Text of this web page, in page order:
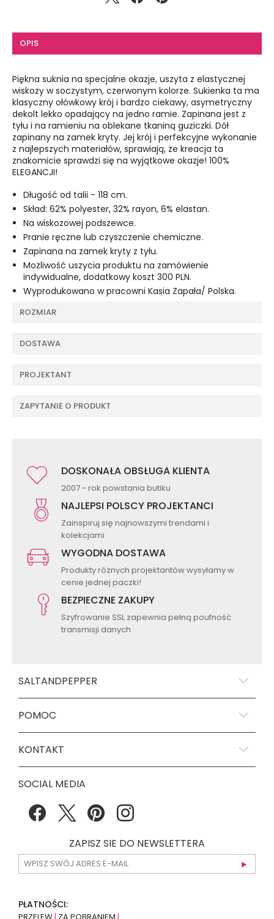
OPIS
Piękna suknia na specjalne okazje, uszyta z elastycznej
wiskozy w soczystym, czerwonym kolorze. Sukienka ta ma
klasyczny ołówkowy krój i bardzo ciekawy, asymetryczny
dekolt lekko opadający na jedno ramie. Zapinana jest z
tyłu i na ramieniu na oblekane tkaniną guziczki. Dół
zapinany na zamek kryty. Jej krój i perfekcyjne wykonanie
z najlepszych materiałów, sprawiają, że kreacja ta
znakomicie sprawdzi się na wyjątkowe okazje! 100%
ELEGANCJI!
Długość od talii - 118 cm.
Skład: 62% polyester, 32% rayon, 6% elastan.
Na wiskozowej podszewce.
Pranie ręczne lub czyszczenie chemiczne.
Zapinana na zamek kryty z tyłu.
Możliwość uszycia produktu na zamówienie
indywidualne, dodatkowy koszt 300 PLN.
Wyprodukowano w pracowni Kasia Zapała/ Polska.
ROZMIAR
DOSTAWA
PROJEKTANT
ZAPYTANIE O PRODUKT
DOSKONAŁA OBSŁUGA KLIENTA
2007 - rok powstania butiku
NAJLEPSI POLSCY PROJEKTANCI
Zainspiruj się najnowszymi trendami i
kolekcjami
WYGODNA DOSTAWA
Produkty różnych projektantów wysyłamy w
cenie jednej paczki!
BEZPIECZNE ZAKUPY
Szyfrowanie SSL zapewnia pełną poufność
transmisji danych
SALTANDPEPPER
POMOC
KONTAKT
SOCIAL MEDIA
ZAPISZ SIE DO NEWSLETTERA
PŁATNOŚCI: